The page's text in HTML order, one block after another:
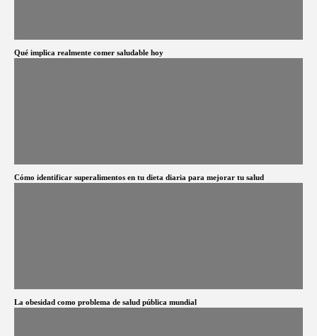
Qué implica realmente comer saludable hoy
Cómo identificar superalimentos en tu dieta diaria para mejorar tu salud
La obesidad como problema de salud pública mundial